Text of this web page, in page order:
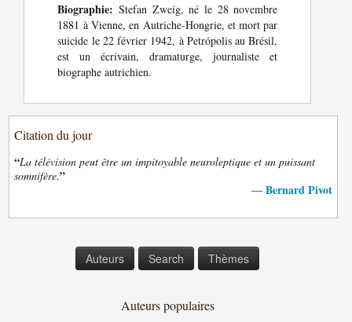
Biographie: Stefan Zweig, né le 28 novembre
1881 à Vienne, en Autriche-Hongrie, et mort par
suicide le 22 février 1942, à Petrópolis au Brésil,
est un écrivain, dramaturge, journaliste et
biographe autrichien.
Citation du jour
“La télévision peut être un impitoyable neuroleptique et un puissant
somnifère.”
— Bernard Pivot
Auteurs Search Thèmes
Auteurs populaires